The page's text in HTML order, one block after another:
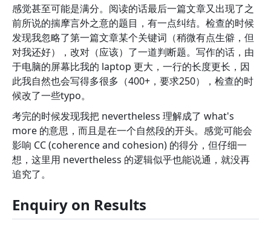
感觉甚至可能是满分。阅读的话最后一篇文章又出现了之
前所说的揣摩言外之意的题目，有一点纠结。检查的时候
发现我忽略了第一篇文章某个关键词（稍微有点生僻，但
对我还好），改对（应该）了一道判断题。写作的话，由
于电脑的屏幕比我的 laptop 更大，一行的长度更长，因
此我自然也会写得多很多（400+，要求250），检查的时
候改了一些typo。
考完的时候发现我把 nevertheless 理解成了 what's
more 的意思，而且是在一个自然段的开头。感觉可能会
影响 CC (coherence and cohesion) 的得分，但仔细一
想，这里用 nevertheless 的逻辑似乎也能说通，就没再
追究了。
Enquiry on Results